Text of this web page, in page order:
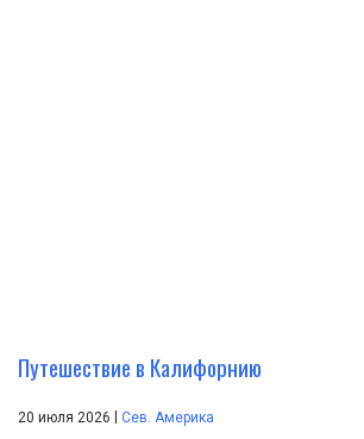
Путешествие в Калифорнию
20 июля 2026 | Сев. Америка